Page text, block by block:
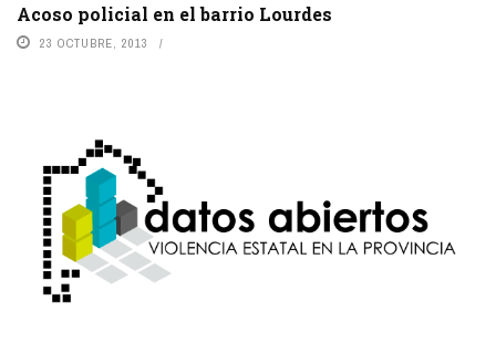
Acoso policial en el barrio Lourdes
23 OCTUBRE, 2013